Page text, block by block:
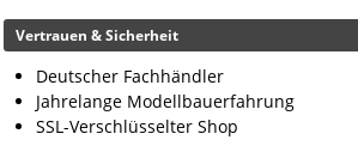
Vertrauen & Sicherheit
Deutscher Fachhändler
Jahrelange Modellbauerfahrung
SSL-Verschlüsselter Shop